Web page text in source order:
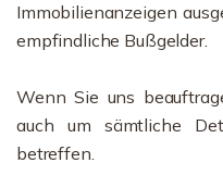
Immobilienanzeigen
empfindliche Bußgelder.
Wenn Sie uns
auch um sämtliche
betreffen.